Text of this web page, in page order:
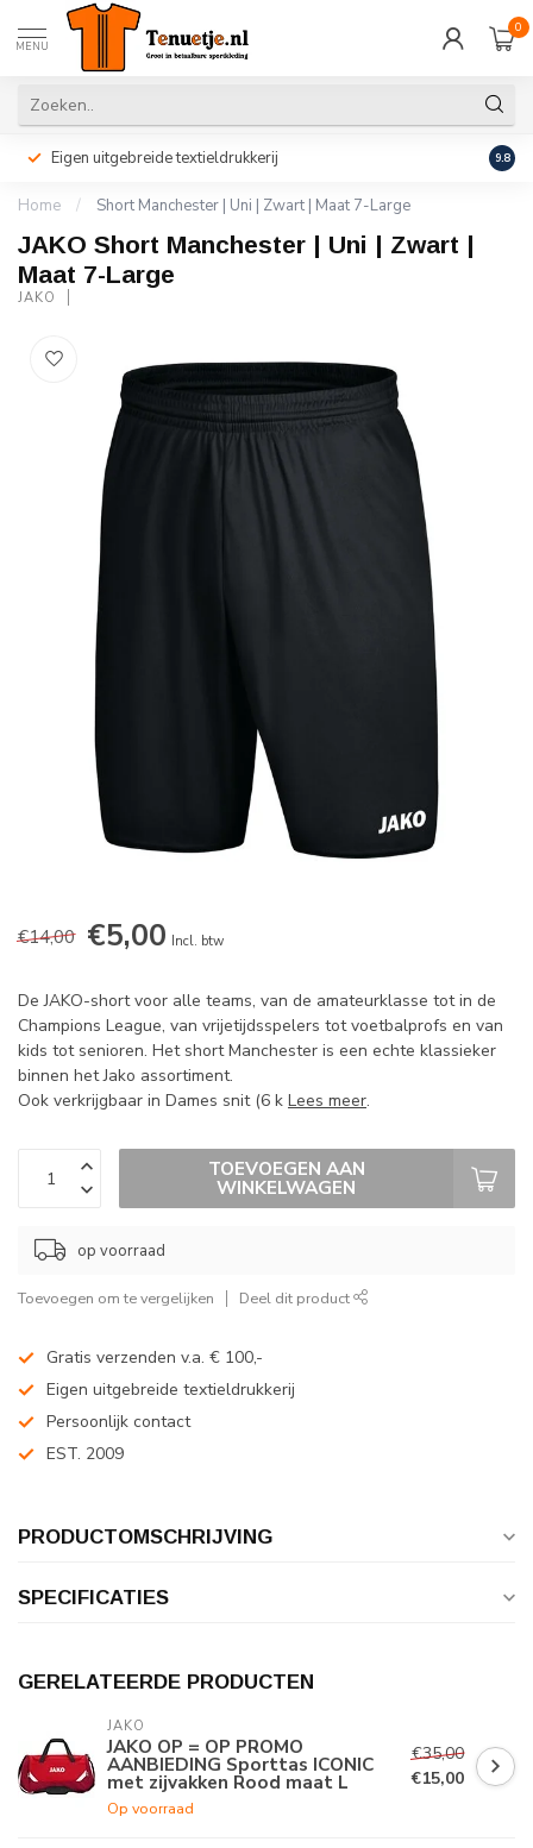
MENU
0
Eigen uitgebreide textieldrukkerij 9.8
Home / Short Manchester | Uni | Zwart | Maat 7-Large
JAKO Short Manchester | Uni | Zwart |
Maat 7-Large
JAKO
€14,00 €5,00 Incl. btw
De JAKO-short voor alle teams, van de amateurklasse tot in de
Champions League, van vrijetijdsspelers tot voetbalprofs en van
kids tot senioren. Het short Manchester is een echte klassieker
binnen het Jako assortiment.
Ook verkrijgbaar in Dames snit (6 k Lees meer.
TOEVOEGEN AAN
WINKELWAGEN
op voorraad
Toevoegen om te vergelijken Deel dit product
Gratis verzenden v.a. € 100,-
Eigen uitgebreide textieldrukkerij
Persoonlijk contact
EST. 2009
PRODUCTOMSCHRIJVING
SPECIFICATIES
GERELATEERDE PRODUCTEN
JAKO
JAKO OP = OP PROMO
AANBIEDING Sporttas ICONIC
met zijvakken Rood maat L
Op voorraad
€35,00
€15,00